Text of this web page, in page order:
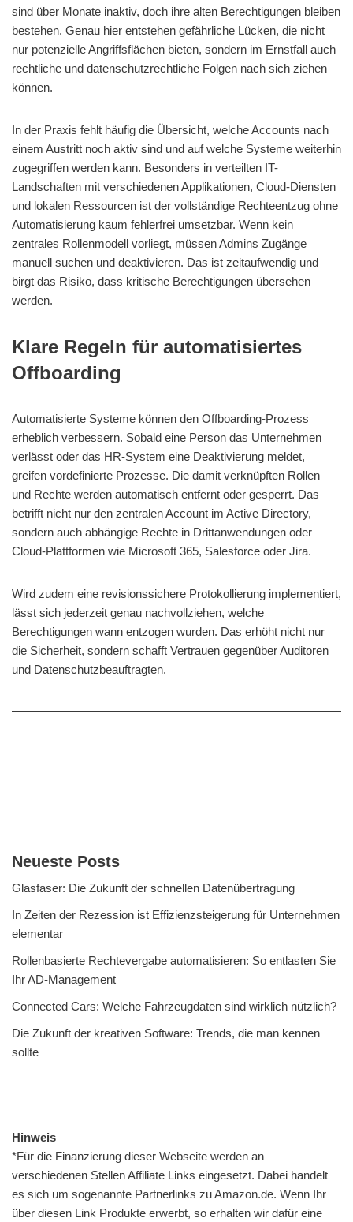
sind über Monate inaktiv, doch ihre alten Berechtigungen bleiben
bestehen. Genau hier entstehen gefährliche Lücken, die nicht
nur potenzielle Angriffsflächen bieten, sondern im Ernstfall auch
rechtliche und datenschutzrechtliche Folgen nach sich ziehen
können.
In der Praxis fehlt häufig die Übersicht, welche Accounts nach
einem Austritt noch aktiv sind und auf welche Systeme weiterhin
zugegriffen werden kann. Besonders in verteilten IT-
Landschaften mit verschiedenen Applikationen, Cloud-Diensten
und lokalen Ressourcen ist der vollständige Rechteentzug ohne
Automatisierung kaum fehlerfrei umsetzbar. Wenn kein
zentrales Rollenmodell vorliegt, müssen Admins Zugänge
manuell suchen und deaktivieren. Das ist zeitaufwendig und
birgt das Risiko, dass kritische Berechtigungen übersehen
werden.
Klare Regeln für automatisiertes
Offboarding
Automatisierte Systeme können den Offboarding-Prozess
erheblich verbessern. Sobald eine Person das Unternehmen
verlässt oder das HR-System eine Deaktivierung meldet,
greifen vordefinierte Prozesse. Die damit verknüpften Rollen
und Rechte werden automatisch entfernt oder gesperrt. Das
betrifft nicht nur den zentralen Account im Active Directory,
sondern auch abhängige Rechte in Drittanwendungen oder
Cloud-Plattformen wie Microsoft 365, Salesforce oder Jira.
Wird zudem eine revisionssichere Protokollierung implementiert,
lässt sich jederzeit genau nachvollziehen, welche
Berechtigungen wann entzogen wurden. Das erhöht nicht nur
die Sicherheit, sondern schafft Vertrauen gegenüber Auditoren
und Datenschutzbeauftragten.
Neueste Posts
Glasfaser: Die Zukunft der schnellen Datenübertragung
In Zeiten der Rezession ist Effizienzsteigerung für Unternehmen
elementar
Rollenbasierte Rechtevergabe automatisieren: So entlasten Sie
Ihr AD-Management
Connected Cars: Welche Fahrzeugdaten sind wirklich nützlich?
Die Zukunft der kreativen Software: Trends, die man kennen
sollte
Hinweis
*Für die Finanzierung dieser Webseite werden an
verschiedenen Stellen Affiliate Links eingesetzt. Dabei handelt
es sich um sogenannte Partnerlinks zu Amazon.de. Wenn Ihr
über diesen Link Produkte erwerbt, so erhalten wir dafür eine